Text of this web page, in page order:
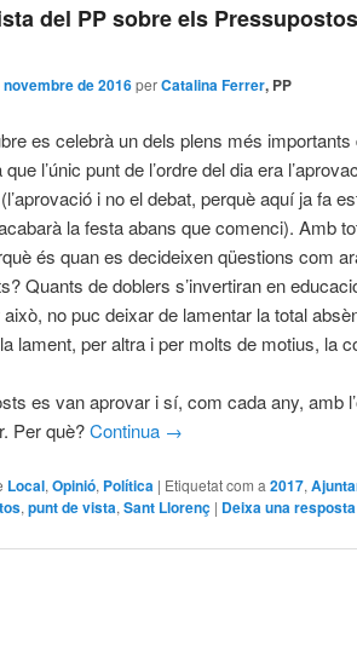
del PP sobre els
novembre de 2016 perCatalina Ferrer, PP
es celebrà un dels plens més importants
l’únic punt de l’ordre del dia era
i no el debat, perquè aquí ja fa
la festa abans que comenci). Amb
és quan es decideixen qüestions com
Quants de doblers s’invertiran en
no puc deixar de lamentar la total
lament, per altra i per molts de motius, la
es van aprovar i sí, com cada any, amb
Per què?Continua →
Local,Opinió, Política | Etiquetat com a 2017,
,punt de vista,Sant Llorenç | Deixa una resposta